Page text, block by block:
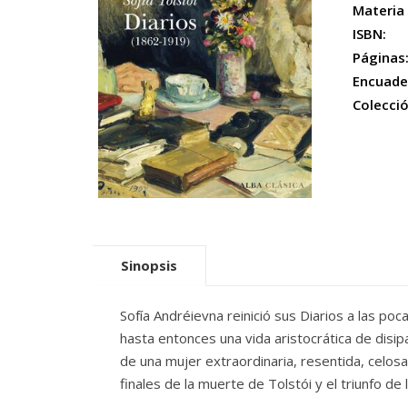
Materia
ISBN:
Páginas:
Sinopsis
Sofía Andréievna reinició sus Diarios a las
hasta entonces una vida aristocrática de
de una mujer extraordinaria, resentida,
finales de la muerte de Tolstói y el triunfo de